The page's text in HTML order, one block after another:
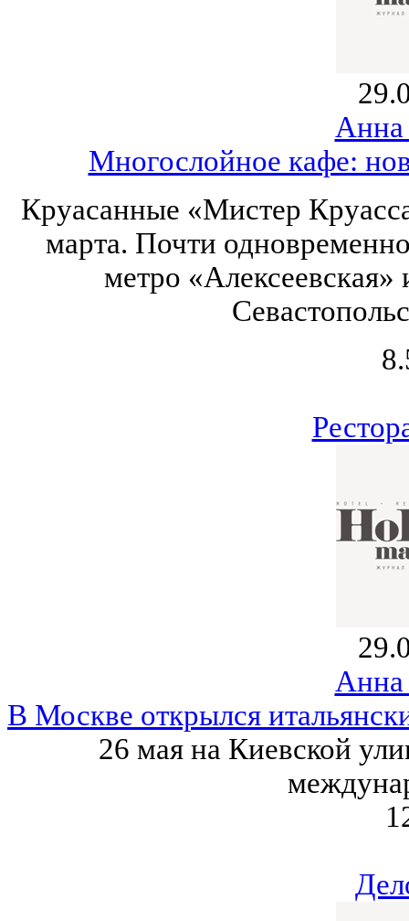
Анна
Многослойное кафе:
Круасанные «Мистер
марта. Почти
метро
Анна
В Москве открылся
26 мая на Киевской